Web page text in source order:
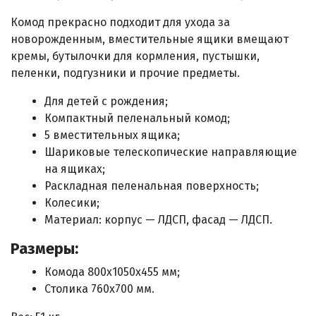
Комод прекрасно подходит для ухода за
новорожденным, вместительные ящики вмещают
кремы, бутылочки для кормления, пустышки,
пеленки, подгузники и прочие предметы.
Для детей с рождения;
Компактный пеленальный комод;
5 вместительных ящика;
Шариковые телескопические направляющие
на ящиках;
Раскладная пеленальная поверхность;
Колесики;
Материал: корпус — ЛДСП, фасад — ЛДСП.
Размеры:
Комода 800х1050х455 мм;
Столика 760х700 мм.